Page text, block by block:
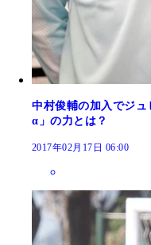
中村俊輔の加入でジ
α」の力とは？
2017年02月17日 06:00